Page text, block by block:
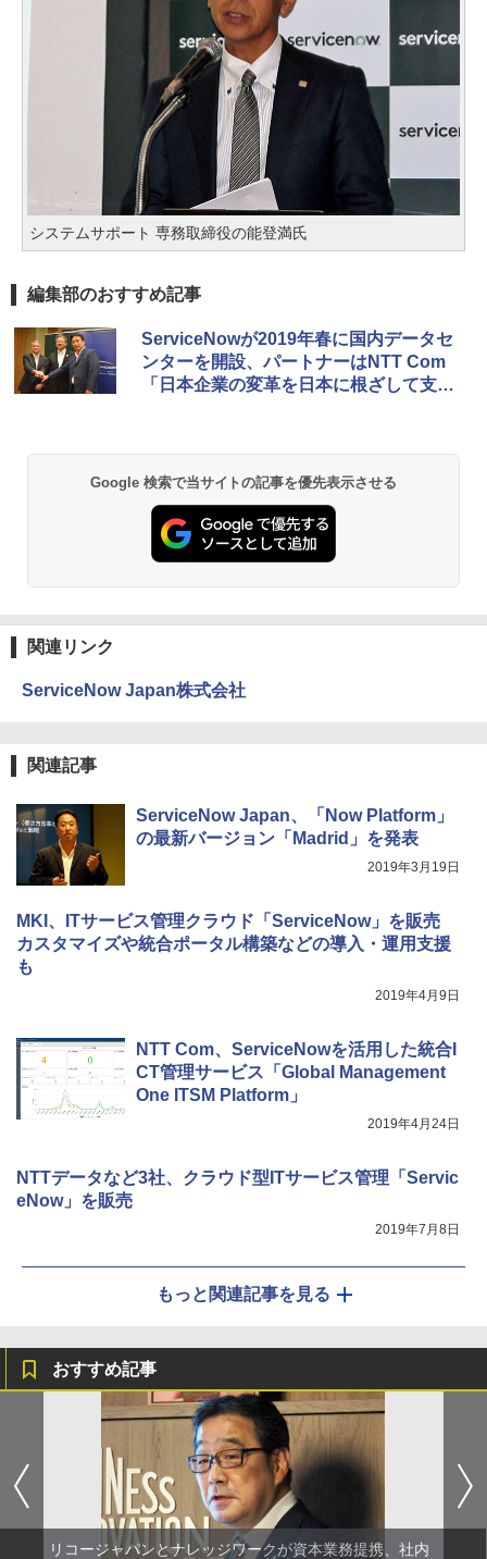
システムサポート 専務取締役の能登満氏
編集部のおすすめ記事
ServiceNowが2019年春に国内データセ
ンターを開設、パートナーはNTT Com
「日本企業の変革を日本に根ざして支援
Google 検索で当サイトの記事を優先表示させる
関連リンク
ServiceNow Japan株式会社
関連記事
ServiceNow Japan、「Now Platform」
の最新バージョン「Madrid」を発表
2019年3月19日
MKI、ITサービス管理クラウド「ServiceNow」を販売
カスタマイズや統合ポータル構築などの導入・運用支援
も
2019年4月9日
NTT Com、ServiceNowを活用した統合I
CT管理サービス「Global Management
One ITSM Platform」
2019年4月24日
NTTデータなど3社、クラウド型ITサービス管理「Servic
eNow」を販売
2019年7月8日
もっと関連記事を見る
おすすめ記事
リコージャパンとナレッジワークが資本業務提携、社内